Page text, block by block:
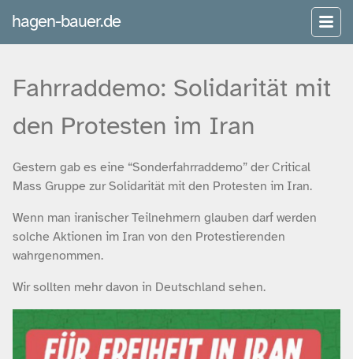
hagen-bauer.de
Fahrraddemo: Solidarität mit
den Protesten im Iran
Gestern gab es eine “Sonderfahrraddemo” der Critical
Mass Gruppe zur Solidarität mit den Protesten im Iran.
Wenn man iranischer Teilnehmern glauben darf werden
solche Aktionen im Iran von den Protestierenden
wahrgenommen.
Wir sollten mehr davon in Deutschland sehen.